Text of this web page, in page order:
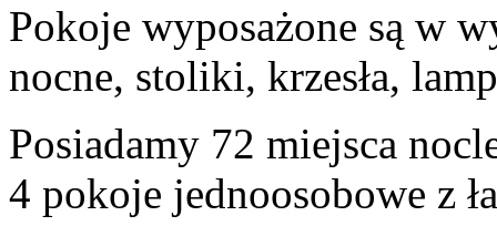
Pokoje wyposażone są w
nocne, stoliki, krzesła,
Posiadamy 72 miejsca
4 pokoje jednoosobowe z